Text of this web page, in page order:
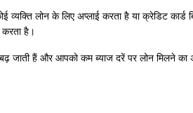
व्यक्ति लोन के लिए अप्लाई करता है या क्रेडिट
है।
जाती हैं और आपको कम ब्याज दरें पर लोन मिलने